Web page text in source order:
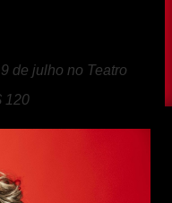
de julho no Teatro
120